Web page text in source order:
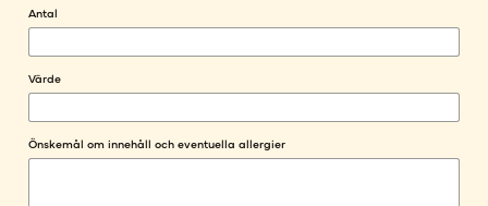
Antal
Värde
Önskemål om innehåll och eventuella allergier